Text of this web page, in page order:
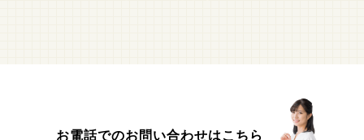
お電話でのお問い合わせはこちら